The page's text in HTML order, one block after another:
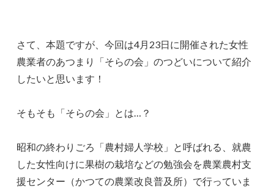
さて、本題ですが、今回は4月23日に開催された女性
農業者のあつまり「そらの会」のつどいについて紹介
したいと思います！
そもそも「そらの会」とは…？
昭和の終わりごろ「農村婦人学校」と呼ばれる、就農
した女性向けに果樹の栽培などの勉強会を農業農村支
援センター（かつての農業改良普及所）で行っていま